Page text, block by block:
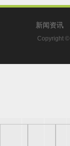
新闻资讯
Copyright